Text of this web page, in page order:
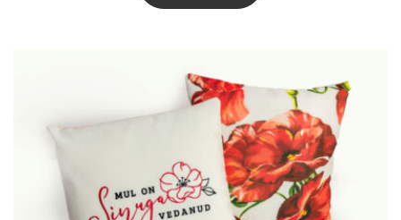
This
Multiple
Variants.
The
Options
May